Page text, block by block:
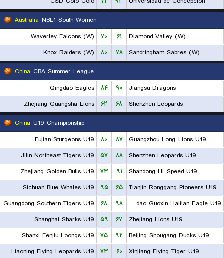
Australia NBL1 South Women
Waverley Falcons (W)
۷۰ ۶۱
Diamond Valley (W)
Knox Raiders (W)
۸۰ ۷۸
Sandringham Sabres (W)
China CBA Summer League
Qingdao Eagles
۸۴ ۹۰
Jiangsu Dragons
Zhejiang Guangsha Lions
۶۲ ۶۸
Shenzhen Leopards
China U19 Championship
Fujian Sturgeons U19
۸۰ ۸۷
Guangzhou Long-Lions U19
Jilin Northeast Tigers U19
۵۷ ۸۸
Shenzhen Leopards U19
Zhejiang Golden Bulls U19
۷۳ ۹۱
Shandong Hi-Speed U19
Sichuan Blue Whales U19
۹۵ ۶۵
Tianjin Ronggang Pioneers U19
Guangdong Southern Tigers U19
۶۸ ۹۸
Qingdao Guoxin Haitian Eagle U19
Shanghai Sharks U19
۵۹ ۶۷
Zhejiang Lions U19
Shanxi Fenjiu Loongs U19
۷۵ ۹۲
Beijing Shougang Ducks U19
Liaoning Flying Leopards U19
۷۳ ۶۰
Xinjiang Flying Tiger U19